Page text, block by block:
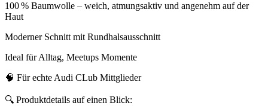
100 % Baumwolle – weich, atmungsaktiv und angenehm auf der
Haut
Moderner Schnitt mit Rundhalsausschnitt
Ideal für Alltag, Meetups Momente
🧠 Für echte Audi CLub Mittglieder
🔍 Produktdetails auf einen Blick: